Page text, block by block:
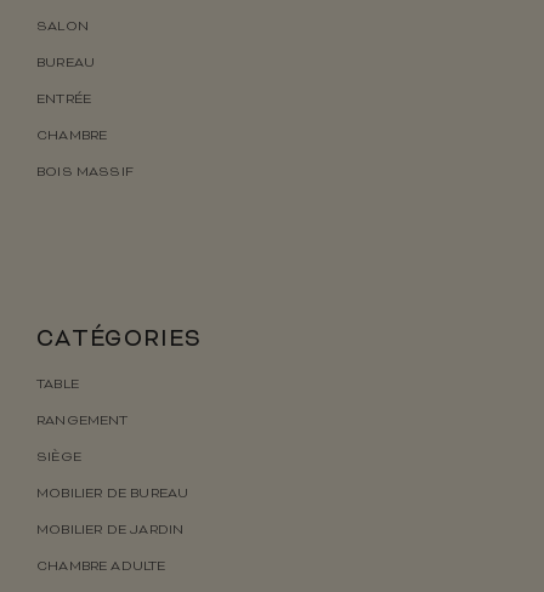
SALON
BUREAU
ENTRÉE
CHAMBRE
BOIS MASSIF
CATÉGORIES
TABLE
RANGEMENT
SIÈGE
MOBILIER DE BUREAU
MOBILIER DE JARDIN
CHAMBRE ADULTE